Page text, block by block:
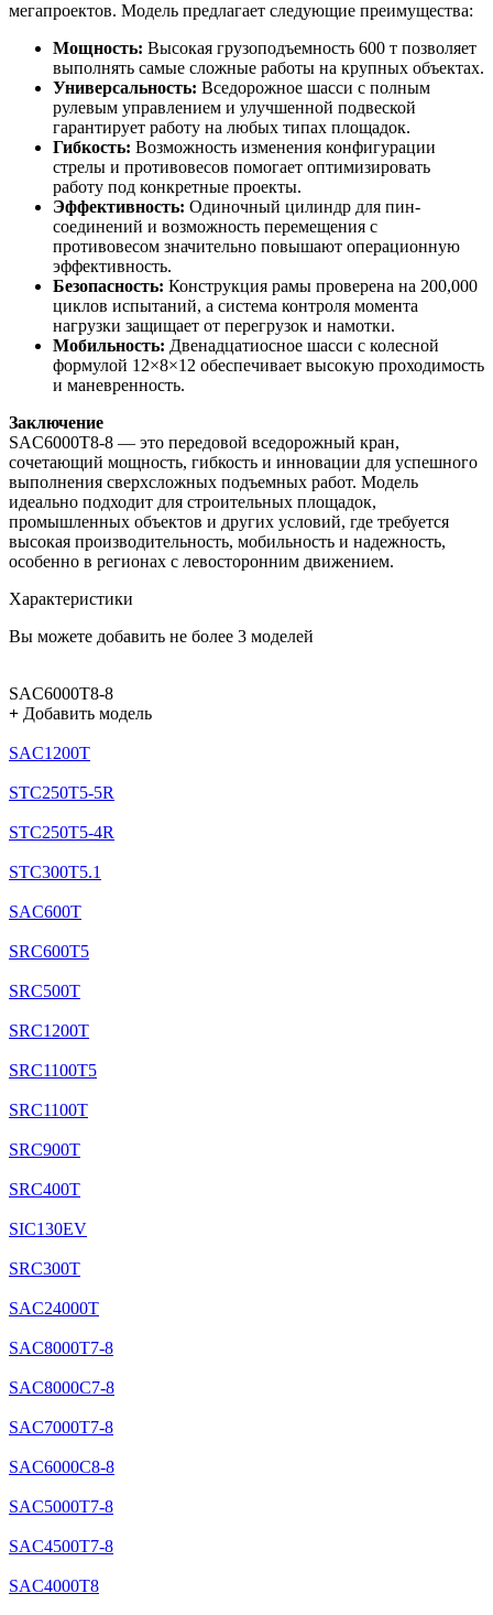
мегапроектов. Модель предлагает следующие преимущества:
Мощность: Высокая грузоподъемность 600 т позволяет
выполнять самые сложные работы на крупных объектах.
Универсальность: Вседорожное шасси с полным
рулевым управлением и улучшенной подвеской
гарантирует работу на любых типах площадок.
Гибкость: Возможность изменения конфигурации
стрелы и противовесов помогает оптимизировать
работу под конкретные проекты.
Эффективность: Одиночный цилиндр для пин-
соединений и возможность перемещения с
противовесом значительно повышают операционную
эффективность.
Безопасность: Конструкция рамы проверена на 200,000
циклов испытаний, а система контроля момента
нагрузки защищает от перегрузок и намотки.
Мобильность: Двенадцатиосное шасси с колесной
формулой 12×8×12 обеспечивает высокую проходимость
и маневренность.
Заключение
SAC6000T8-8 — это передовой вседорожный кран,
сочетающий мощность, гибкость и инновации для успешного
выполнения сверхсложных подъемных работ. Модель
идеально подходит для строительных площадок,
промышленных объектов и других условий, где требуется
высокая производительность, мобильность и надежность,
особенно в регионах с левосторонним движением.
Характеристики
Вы можете добавить не более 3 моделей
SAC6000T8-8
+ Добавить модель
SAC1200T
STC250T5-5R
STC250T5-4R
STC300T5.1
SAC600T
SRC600T5
SRC500T
SRC1200T
SRC1100T5
SRC1100T
SRC900T
SRC400T
SIC130EV
SRC300T
SAC24000T
SAC8000T7-8
SAC8000C7-8
SAC7000T7-8
SAC6000C8-8
SAC5000T7-8
SAC4500T7-8
SAC4000T8